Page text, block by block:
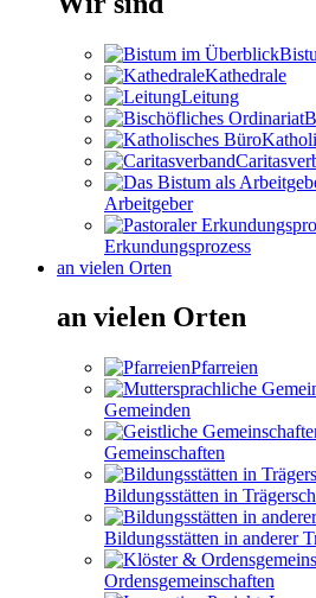
Kathedrale
Leitung
Arbeitgeber
Erkundungsprozess
an vielen Orten
an vielen Orten
Pfarreien
Gemeinden
Gemeinschaften
Bildungsstätten in
Bildungsstätten in anderer
Ordensgemeinschaften